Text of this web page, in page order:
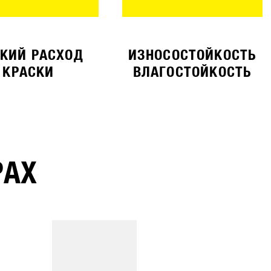
РАСХОД
КРАСКИ
ИЗНОСОСТОЙКОСТЬ
ВЛАГОСТОЙКОСТЬ